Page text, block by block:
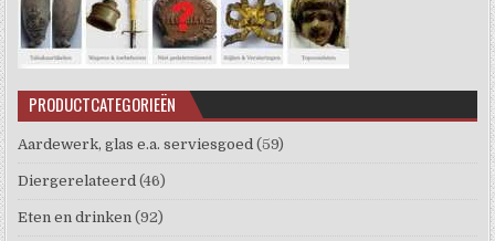
PRODUCTCATEGORIEËN
Aardewerk, glas e.a. serviesgoed (59)
Diergerelateerd (46)
Eten en drinken (92)